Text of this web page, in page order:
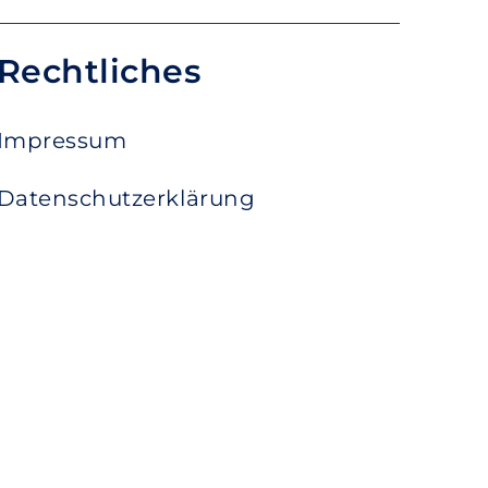
Rechtliches
Impressum
Datenschutzerklärung